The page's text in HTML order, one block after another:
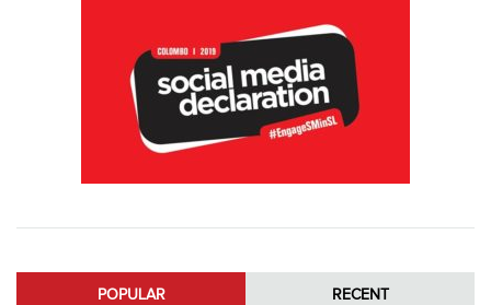
POPULAR RECENT